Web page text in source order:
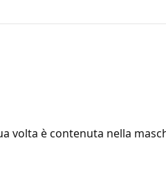
volta è contenuta nella